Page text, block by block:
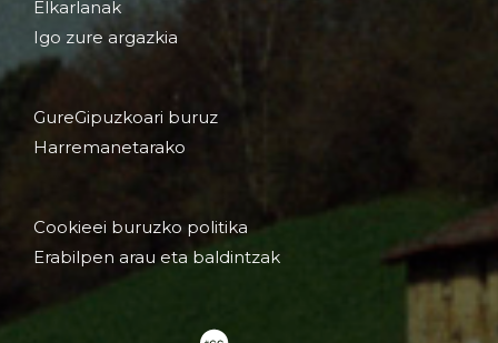
Elkarlanak
Igo zure argazkia
GureGipuzkoari buruz
Harremanetarako
Cookieei buruzko politika
Erabilpen arau eta baldintzak